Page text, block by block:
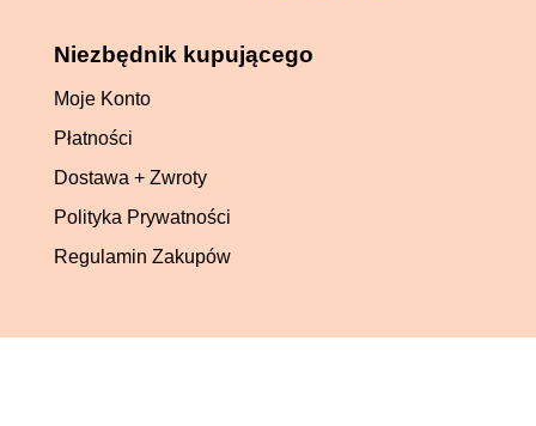
Niezbędnik kupującego
Moje Konto
Płatności
Dostawa + Zwroty
Polityka Prywatności
Regulamin Zakupów